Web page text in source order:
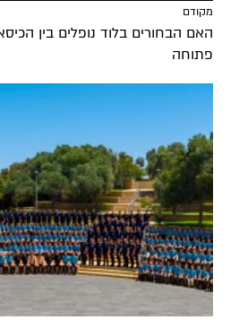
מקודם
האם הבחורים בלוד נופלים בין
פתוחה